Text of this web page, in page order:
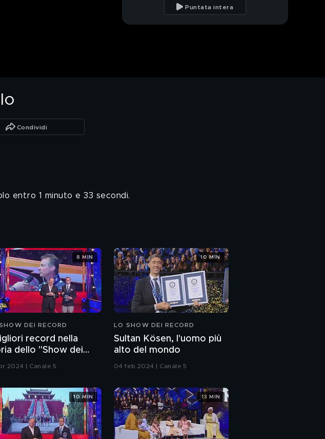
Cuccagna
La leggiadria
dell'Artistic Cycling
Team Baar
L'ultima manche
dell'Albero della
Cuccagna
G.
Il meglio della terza
puntata
Puntata intera
Condividi
entro 1 minuto e 33 secondi.
DEI RECORD
record nella
dello "Show dei
2024 | Canale 5
8 MIN
LO SHOW DEI RECORD
Sultan Kösen, l'uomo più
alto del mondo
04 feb 2024 | Canale 5
10 MIN
10 MIN 13 MIN